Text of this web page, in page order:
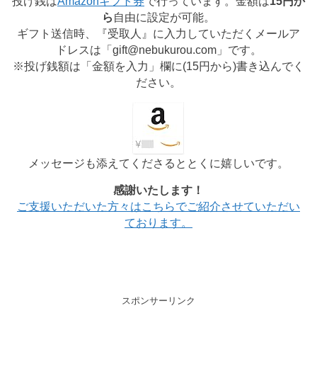
ら 自由に設定が可能。
ギフト送信時、『受取人』に入力していただくメールア
ドレスは「gift@nebukurou.com」です。
※投げ銭額は「金額を入力」欄に(15円から)書き込んでく
ださい。
メッセージも添えてくださるととくに嬉しいです。
感謝いたします！
ご支援いただいた方々はこちらでご紹介させていただい
ております。
スポンサーリンク